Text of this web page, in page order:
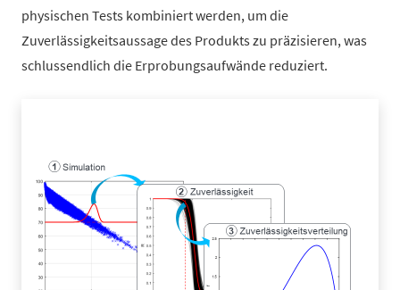
physischen Tests kombiniert werden, um die
Zuverlässigkeitsaussage des Produkts zu präzisieren, was
schlussendlich die Erprobungsaufwände reduziert.